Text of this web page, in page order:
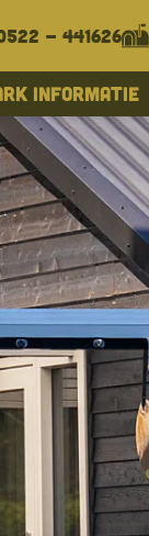
- 441626
informatie